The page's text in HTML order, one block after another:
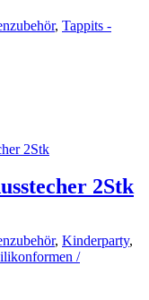
, Tappits -
2Stk
, Kinderparty,
/